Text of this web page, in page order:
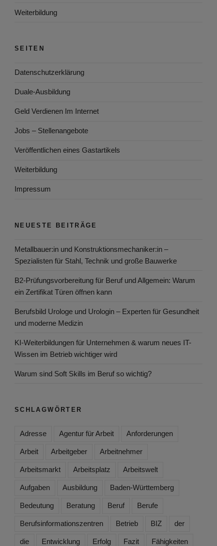
Weiterbildung
SEITEN
Datenschutzerklärung
Duale-Ausbildung
Geld Verdienen Im Internet
Jobs – Stellenangebote
Veröffentlichen eines Gastartikels
Weiterbildung
Impressum
NEUESTE BEITRÄGE
Metallbauer:in und Konstruktionsmechaniker:in –
Spezialisten für Stahl, Technik und große Bauwerke
B2-Prüfungsvorbereitung für Beruf und Allgemein: Warum
ein Zertifikat Türen öffnen kann
Berufsbild Urologe und Urologin – Experten für Gesundheit
und moderne Medizin
KI-Weiterbildungen für Unternehmen & warum neues IT-
Wissen im Betrieb wichtiger wird
Warum sind Soft Skills im Beruf so wichtig?
SCHLAGWÖRTER
Adresse Agentur für Arbeit Anforderungen
Arbeit Arbeitgeber Arbeitnehmer
Arbeitsmarkt Arbeitsplatz Arbeitswelt
Aufgaben Ausbildung Baden-Württemberg
Bedeutung Beratung Beruf Berufe
Berufsinformationszentren Betrieb BIZ der
die Entwicklung Erfolg Fazit Fähigkeiten